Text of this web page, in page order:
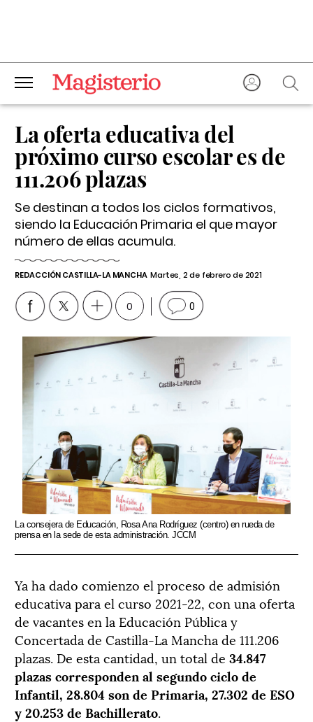
La oferta educativa del
próximo curso escolar es de
111.206 plazas
Se destinan a todos los ciclos formativos,
siendo la Educación Primaria el que mayor
número de ellas acumula.
REDACCIÓN CASTILLA-LA MANCHA Martes, 2 de febrero de 2021
0 0
La consejera de Educación, Rosa Ana Rodríguez (centro) en rueda de
prensa en la sede de esta administración. JCCM
Ya ha dado comienzo el proceso de admisión
educativa para el curso 2021-22, con una oferta
de vacantes en la Educación Pública y
Concertada de Castilla-La Mancha de 111.206
plazas. De esta cantidad, un total de 34.847
plazas corresponden al segundo ciclo de
Infantil, 28.804 son de Primaria, 27.302 de ESO
y 20.253 de Bachillerato.